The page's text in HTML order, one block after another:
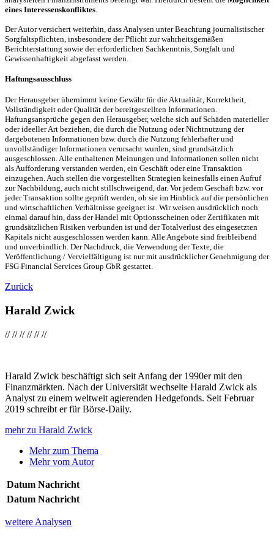
eines Interessenskonfliktes
Der Autor versichert weiterhin, dass Analysen unter Beachtung journalistischer
Sorgfaltspflichten, insbesondere der Pflicht zur wahrheitsgemäßen
Berichterstattung sowie der erforderlichen Sachkenntnis, Sorgfalt und
Gewissenhaftigkeit abgefasst werden.
Haftungsausschluss
Der Herausgeber übernimmt keine Gewähr für die Aktualität, Korrektheit,
Vollständigkeit oder Qualität der bereitgestellten Informationen.
Haftungsansprüche gegen den Herausgeber, welche sich auf Schäden materieller
oder ideeller Art beziehen, die durch die Nutzung oder Nichtnutzung der
dargebotenen Informationen bzw. durch die Nutzung fehlerhafter und
unvollständiger Informationen verursacht wurden, sind grundsätzlich
ausgeschlossen. Alle enthaltenen Meinungen und Informationen sollen nicht
als Aufforderung verstanden werden, ein Geschäft oder eine Transaktion
einzugehen. Auch stellen die vorgestellten Strategien keinesfalls einen Aufruf
zur Nachbildung, auch nicht stillschweigend, dar. Vor jedem Geschäft bzw. vor
jeder Transaktion sollte geprüft werden, ob sie im Hinblick auf die persönlichen
und wirtschaftlichen Verhältnisse geeignet ist. Wir weisen ausdrücklich noch
einmal darauf hin, dass der Handel mit Optionsscheinen oder Zertifikaten mit
grundsätzlichen Risiken verbunden ist und der Totalverlust des eingesetzten
Kapitals nicht ausgeschlossen werden kann. Alle Angebote sind freibleibend
und unverbindlich. Der Nachdruck, die Verwendung der Texte, die
Veröffentlichung / Vervielfältigung ist nur mit ausdrücklicher Genehmigung der
FSG Financial Services Group GbR gestattet.
Zurück
Harald Zwick
////////////
Harald Zwick beschäftigt sich seit Anfang der 1990er mit den
Finanzmärkten. Nach der Universität wechselte Harald Zwick als
Analyst zu einem weltweit agierenden Hedgefonds. Seit Februar
2019 schreibt er für Börse-Daily.
mehr zu Harald Zwick
Mehr zum Thema
Mehr vom Autor
Datum Nachricht
Datum Nachricht
weitere Analysen